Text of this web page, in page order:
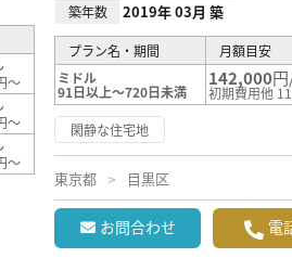
～
～
～
築年数 2019年 03月 築
プラン名・期間
月額目安
ミドル
91日以上～720日未満
142,000
初期費用他
閑静な住宅地
東京都 目黒区
お問合わせ 電